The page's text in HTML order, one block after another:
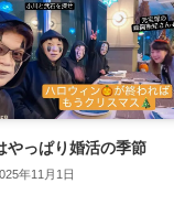
やっぱり婚活の季節
年11月1日